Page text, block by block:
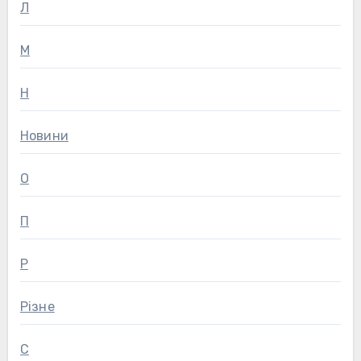
Л
М
Н
Новини
О
П
Р
Різне
С